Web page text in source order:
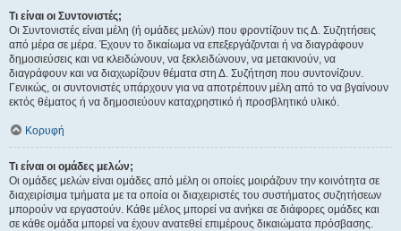
Τι είναι οι Συντονιστές;
Οι Συντονιστές είναι μέλη (ή ομάδες μελών) που φροντίζουν τις Δ. Συζητήσεις
από μέρα σε μέρα. Έχουν το δικαίωμα να επεξεργάζονται ή να διαγράφουν
δημοσιεύσεις και να κλειδώνουν, να ξεκλειδώνουν, να μετακινούν, να
διαγράφουν και να διαχωρίζουν θέματα στη Δ. Συζήτηση που συντονίζουν.
Γενικώς, οι συντονιστές υπάρχουν για να αποτρέπουν μέλη από το να βγαίνουν
εκτός θέματος ή να δημοσιεύουν καταχρηστικό ή προσβλητικό υλικό.
Κορυφή
Τι είναι οι ομάδες μελών;
Οι ομάδες μελών είναι ομάδες από μέλη οι οποίες μοιράζουν την κοινότητα σε
διαχειρίσιμα τμήματα με τα οποία οι διαχειριστές του συστήματος συζητήσεων
μπορούν να εργαστούν. Κάθε μέλος μπορεί να ανήκει σε διάφορες ομάδες και
σε κάθε ομάδα μπορεί να έχουν ανατεθεί επιμέρους δικαιώματα πρόσβασης.